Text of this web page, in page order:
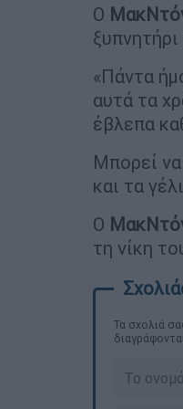
Ο
«Πάντα
αυτά τα
έβλεπα
Μπορεί
και τα
Ο
τη νίκη
Τα σχολιά
διαγράφονται